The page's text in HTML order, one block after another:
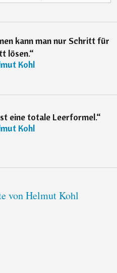
kann man nur Schritt für
lösen.“
Kohl
eine totale Leerformel.“
Kohl
von Helmut Kohl